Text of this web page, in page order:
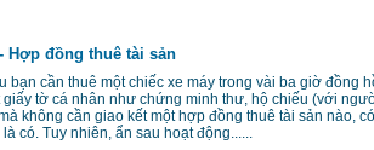
Hợp đồng thuê tài sản
bạn cần thuê một chiếc xe máy trong vài ba giờ đồng
giấy tờ cá nhân như chứng minh thư, hộ chiếu (với
không cần giao kết một hợp đồng thuê tài sản nào,
là có. Tuy nhiên, ẩn sau hoạt động......